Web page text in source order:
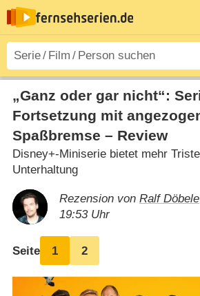
„Ganz oder gar nicht“:
Fortsetzung mit
Spaßbremse – Review
Disney+-Miniserie bietet mehr
Unterhaltung
Rezension von Ralf Döbele
19:53 Uhr
Seite 1 2